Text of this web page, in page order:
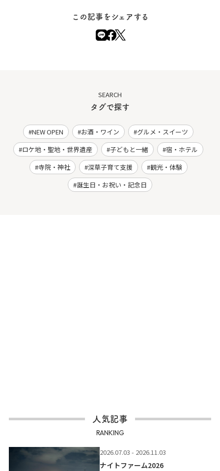
この記事をシェアする
SEARCH
タグで探す
NEW OPEN お酒・ワイン
グルメ・スイーツ
ロケ地・聖地・世界遺産
子どもと一緒
宿・ホテル
寺院・神社
深草子育て支援
観光・体験
誕生日・お祝い・記念日
人気記事
RANKING
2026.07.03 - 2026.11.03
ナイトファーム2026